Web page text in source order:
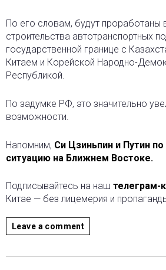
По его словам, будут проработаны
строительства автотранспортных
государственной границе с
Китаем и Корейской Народно-
Республикой.
По задумке РФ, это значительно
возможности.
Напомним, Си Цзиньпин и Путин
ситуацию на Ближнем Востоке.
Подписывайтесь на наш телеграм-
Китае — без лицемерия и
Leave a comment